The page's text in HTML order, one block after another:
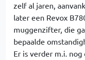
zelf al jaren,
later een Revox
muggenzifter, die
bepaalde
Er is verder m.i.